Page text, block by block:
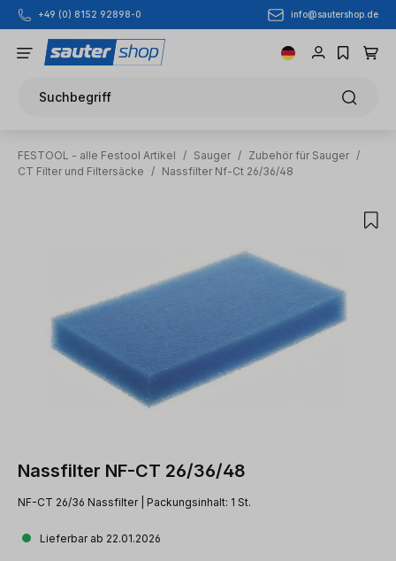
Zum Hauptinhalt springen
+49 (0) 8152 92898-0 info@sautershop.de
Suchbegriff
FESTOOL - alle Festool Artikel / Sauger / Zubehör für Sauger /
CT Filter und Filtersäcke
/ Nassfilter Nf-Ct 26/36/48
Nassfilter NF-CT 26/36/48
NF-CT 26/36 Nassfilter | Packungsinhalt: 1 St.
Lieferbar ab 22.01.2026